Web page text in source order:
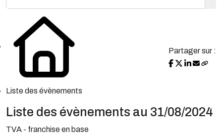
Liste des évènements
Partager sur :
Liste des évènements au 31/08/2024
TVA - franchise en base